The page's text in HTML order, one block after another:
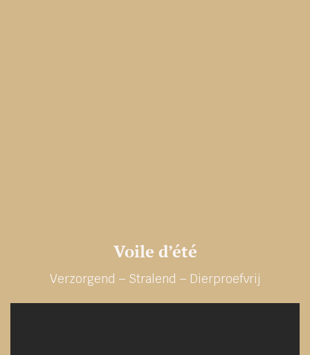
Voile d’été
Verzorgend – Stralend – Dierproefvrij